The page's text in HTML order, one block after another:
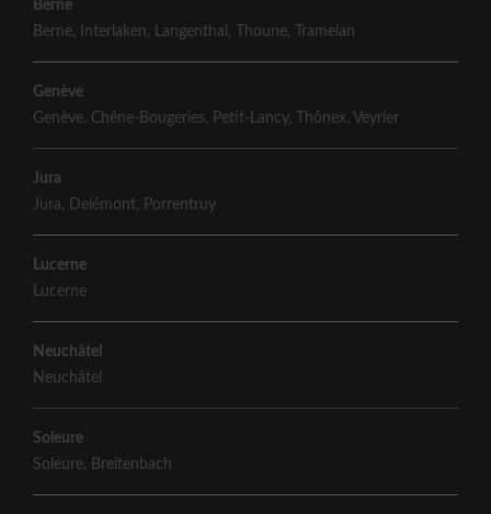
Berne
Berne, Interlaken, Langenthal , Thoune, Tramelan
Genève
Genève, Chêne-Bougeries, Petit-Lancy, Thônex, Veyrier
Jura
Jura, Delémont, Porrentruy
Lucerne
Lucerne
Neuchâtel
Neuchâtel
Soleure
Soleure, Breitenbach